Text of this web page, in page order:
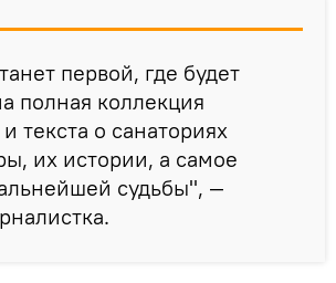
первой, где будет
полная коллекция
текста о санаториях
их истории, а самое
судьбы", —